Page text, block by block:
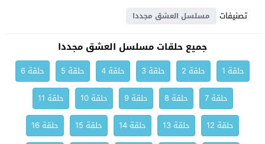
تصنيفات
مسلسل العشق مجددا
جميع حلقات مسلسل العشق مجددا
حلقة 1 حلقة 2 حلقة 3 حلقة 4 حلقة 5
حلقة 6
حلقة 7
حلقة 8 حلقة 9 حلقة 10
حلقة 11
حلقة 12
حلقة 13 حلقة 14 حلقة 15
حلقة 16